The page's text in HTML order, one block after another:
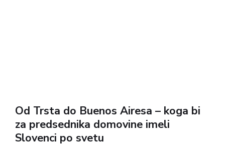
Od Trsta do Buenos Airesa – koga bi
za predsednika domovine imeli
Slovenci po svetu